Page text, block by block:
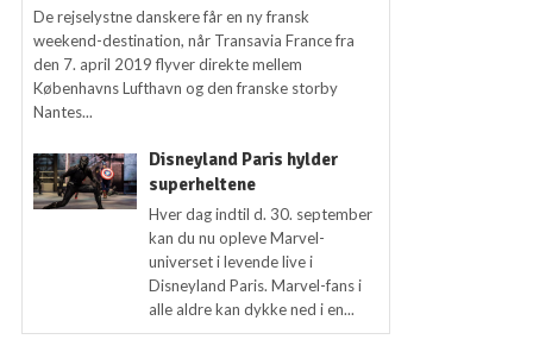
De rejselystne danskere får en ny fransk
weekend-destination, når Transavia France fra
den 7. april 2019 flyver direkte mellem
Københavns Lufthavn og den franske storby
Nantes...
Disneyland Paris hylder
superheltene
Hver dag indtil d. 30. september
kan du nu opleve Marvel-
universet i levende live i
Disneyland Paris. Marvel-fans i
alle aldre kan dykke ned i en...